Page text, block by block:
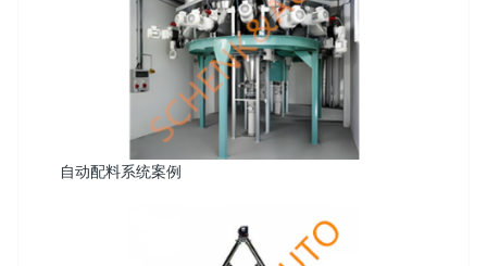
自动配料系统案例